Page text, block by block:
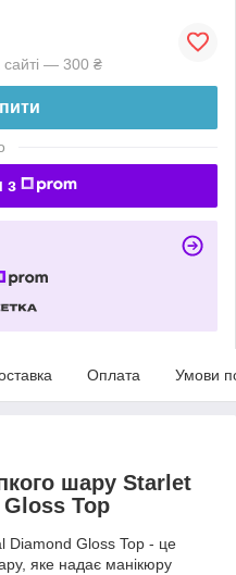
сайті — 300 ₴
з
Оплата Умови
шару Starlet
Top
Diamond Gloss Top - це
яке надає манікюру